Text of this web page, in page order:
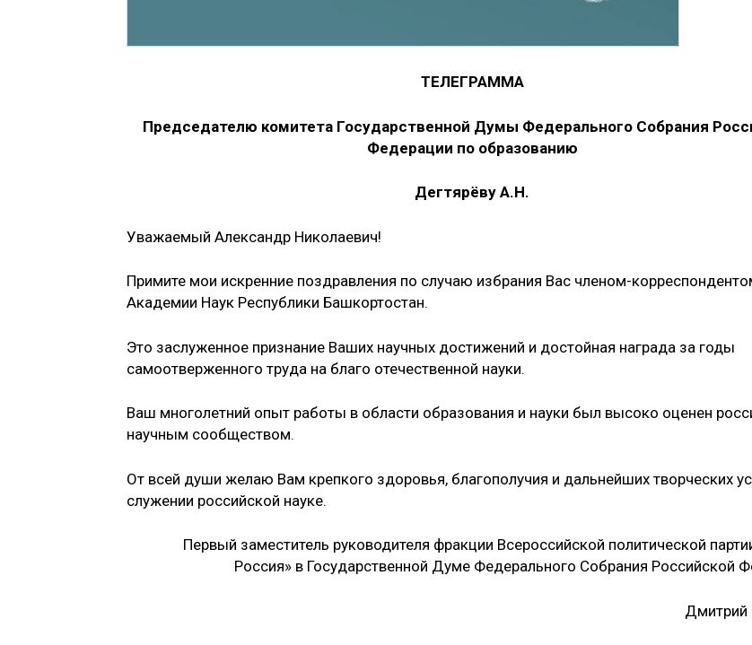
ТЕЛЕГРАММА
Председателю комитета Государственной Думы Федерального Собрания
Федерации по образованию
Дегтярёву А.Н.
Уважаемый Александр Николаевич!
Примите мои искренние поздравления по случаю избрания Вас членом-
Академии Наук Республики Башкортостан.
Это заслуженное признание Ваших научных достижений и достойная награда за годы
самоотверженного труда на благо отечественной науки.
Ваш многолетний опыт работы в области образования и науки был высоко оценен
научным сообществом.
От всей души желаю Вам крепкого здоровья, благополучия и дальнейших творческих
служении российской науке.
Первый заместитель руководителя фракции Всероссийской политической
Россия» в Государственной Думе Федерального Собрания Российской
Дмитрий